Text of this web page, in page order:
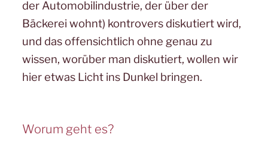
der Automobilindustrie, der über der
Bäckerei wohnt) kontrovers diskutiert wird,
und das offensichtlich ohne genau zu
wissen, worüber man diskutiert, wollen wir
hier etwas Licht ins Dunkel bringen.
Worum geht es?